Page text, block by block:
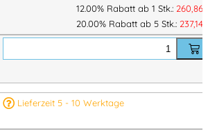
an Taschen und
Linienführung mit Bewegungszonen
Bundeinsatz, verdeckter Knopf,
12.00% Rabatt ab 1 Stk.: 260,86
20.00% Rabatt ab 5 Stk.: 237,14
Lieferzeit 5 - 10 Werktage